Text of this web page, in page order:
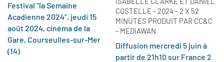
Festival "la Semaine
Acadienne 2024", jeudi 15
août 2024, cinéma de la
Gare, Courseulles-sur-Mer
(14)
COSTELLE - 2024 - 2 X 52
MINUTES PRODUIT PAR CC&C
- MEDIAWAN
Diffusion mercredi 5 juin à
partir de 21h10 sur France 2